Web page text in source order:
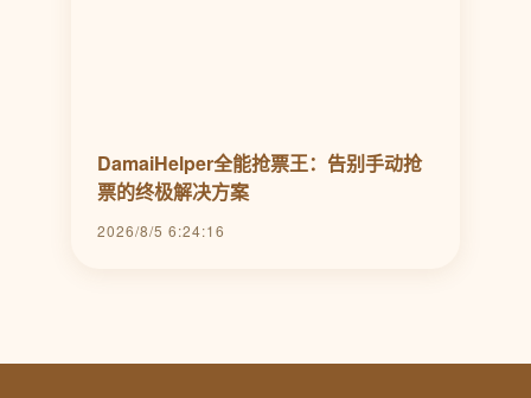
DamaiHelper全能抢票王：告别手动抢
票的终极解决方案
2026/8/5 6:24:16